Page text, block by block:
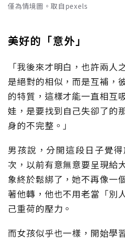
僅為情境圖。取自pexels
美好的「意外」
「我後來才明白，也許兩人
是絕對的相似，而是互補，
的特質，這樣才能一直相互
娃，是要找到自己失卻了的
身的不完整。」
男孩說，分開這段日子覺
次，以前有意無意要呈現給
象終於鬆綁了，她不再像一
著他轉，他也不用老當「別
己重荷的壓力。
而女孩似乎也一樣，開始學